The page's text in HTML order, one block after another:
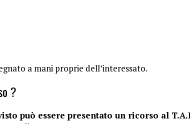
a mani proprie dell’interessato.
?
può essere presentato un ricorso al